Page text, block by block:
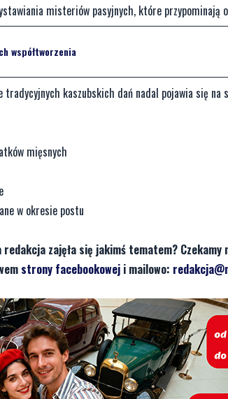
misteriów pasyjnych, które przypominają
współtworzenia
kaszubskich dań nadal pojawia się na
mięsnych
w okresie postu
zajęła się jakimś tematem? Czekamy
strony facebookowej i mailowo: